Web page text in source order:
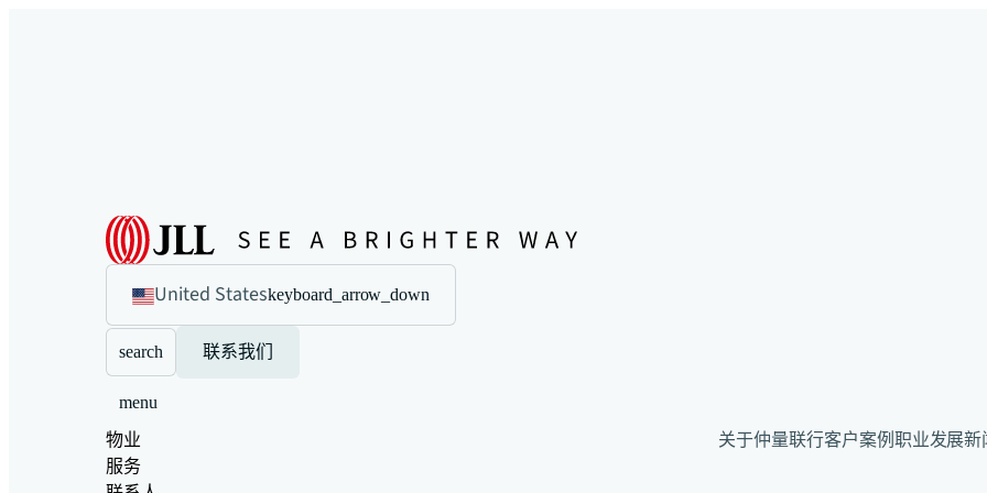
United Stateskeyboard_arrow_down
search 联系我们
menu
物业
服务
关于仲量联行客户案例职业发展新